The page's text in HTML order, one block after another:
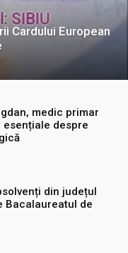
Cardului European
medic primar
despre
din județul
Bacalaureatul de